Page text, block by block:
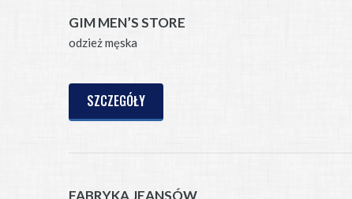
GIM MEN’S STORE
odzież męska
SZCZEGÓŁY
FABRYKA JEANSÓW